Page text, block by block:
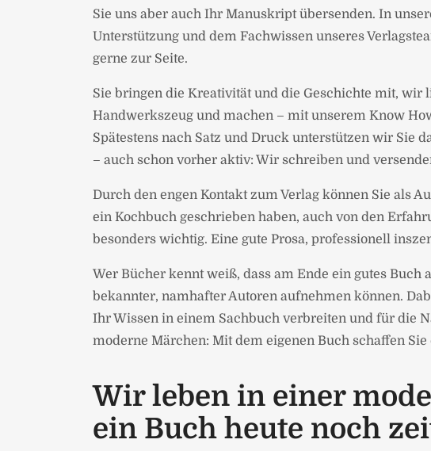
Sie uns aber auch Ihr Manuskript übersenden. In
Unterstützung und dem Fachwissen unseres
gerne zur Seite.
Sie bringen die Kreativität und die Geschichte mit,
Handwerkszeug und machen – mit unserem Know
Spätestens nach Satz und Druck unterstützen wir Sie
– auch schon vorher aktiv: Wir schreiben und
Durch den engen Kontakt zum Verlag können Sie als
ein Kochbuch geschrieben haben, auch von den
besonders wichtig. Eine gute Prosa, professionell
Wer Bücher kennt weiß, dass am Ende ein gutes
bekannter, namhafter Autoren aufnehmen können.
Ihr Wissen in einem Sachbuch verbreiten und für die
moderne Märchen: Mit dem eigenen Buch schaffen
Wir leben in einer
ein Buch heute noch